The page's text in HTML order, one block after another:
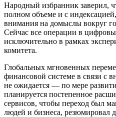
Народный избранник заверил,
полном объеме и с
внимания на домыслы вокруг
Сейчас все операции в
исключительно в рамках
комитета.
Глобальных мгновенных
финансовой системе в связи с
не ожидается — по мере
планируется постепенное
сервисов, чтобы переход был
людей и бизнеса, резюмировал